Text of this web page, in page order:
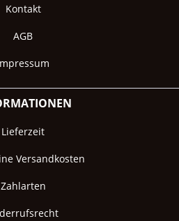
Kontakt
AGB
Lieferzeit
Versandkosten
Zahlarten